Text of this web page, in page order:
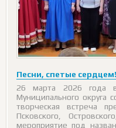
Песни, спетые сердцем!
26 марта 2026 года в
Муниципального округа
творческая встреча
Псковского,
мероприятие под